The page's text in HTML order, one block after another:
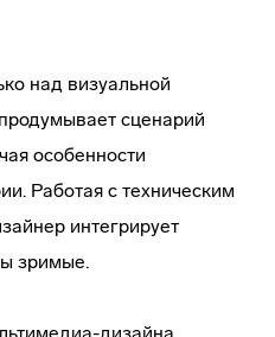
над визуальной
сценарий
особенности
Работая с техническим
интегрирует
зримые.